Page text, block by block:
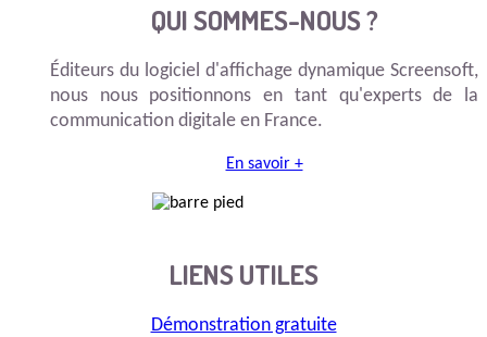
QUI SOMMES-NOUS ?
Éditeurs du logiciel d'affichage dynamique Screensoft,
nous nous positionnons en tant qu'experts de la
communication digitale en France.
En savoir +
LIENS UTILES
Démonstration gratuite